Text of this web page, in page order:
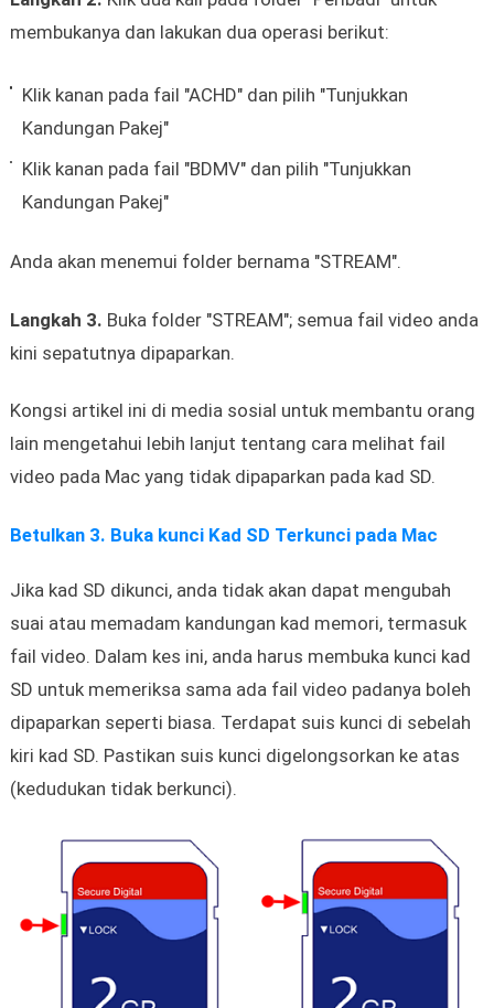
membukanya dan lakukan dua operasi berikut:
Klik kanan pada fail "ACHD" dan pilih "Tunjukkan
Kandungan Pakej"
Klik kanan pada fail "BDMV" dan pilih "Tunjukkan
Kandungan Pakej"
Anda akan menemui folder bernama "STREAM".
Langkah 3. Buka folder "STREAM"; semua fail video anda
kini sepatutnya dipaparkan.
Kongsi artikel ini di media sosial untuk membantu orang
lain mengetahui lebih lanjut tentang cara melihat fail
video pada Mac yang tidak dipaparkan pada kad SD.
Betulkan 3. Buka kunci Kad SD Terkunci pada Mac
Jika kad SD dikunci, anda tidak akan dapat mengubah
suai atau memadam kandungan kad memori, termasuk
fail video. Dalam kes ini, anda harus membuka kunci kad
SD untuk memeriksa sama ada fail video padanya boleh
dipaparkan seperti biasa. Terdapat suis kunci di sebelah
kiri kad SD. Pastikan suis kunci digelongsorkan ke atas
(kedudukan tidak berkunci).